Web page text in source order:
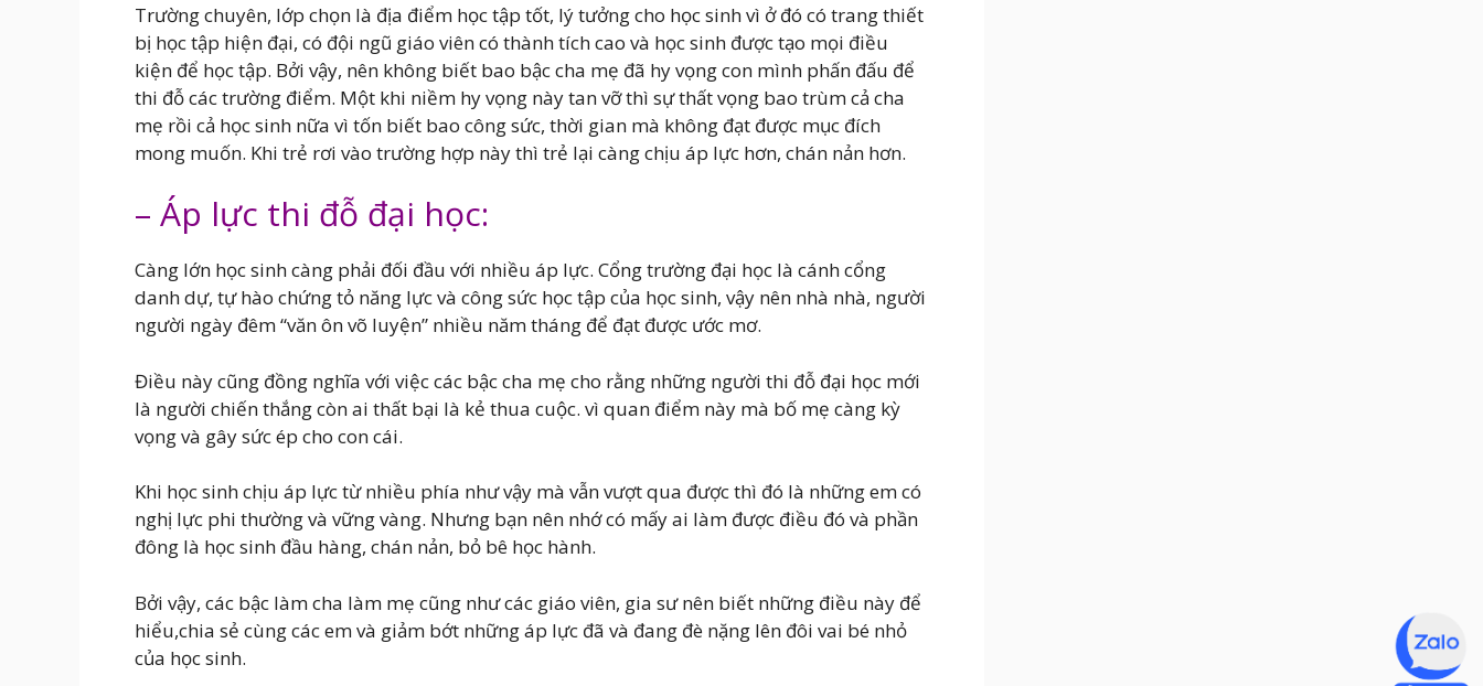
Trường chuyên, lớp chọn là địa điểm học tập tốt, lý tưởng cho học sinh vì ở đó có trang thiết
bị học tập hiện đại, có đội ngũ giáo viên có thành tích cao và học sinh được tạo mọi điều
kiện để học tập. Bởi vậy, nên không biết bao bậc cha mẹ đã hy vọng con mình phấn đấu để
thi đỗ các trường điểm. Một khi niềm hy vọng này tan vỡ thì sự thất vọng bao trùm cả cha
mẹ rồi cả học sinh nữa vì tốn biết bao công sức, thời gian mà không đạt được mục đích
mong muốn. Khi trẻ rơi vào trường hợp này thì trẻ lại càng chịu áp lực hơn, chán nản hơn.
– Áp lực thi đỗ đại học:
Càng lớn học sinh càng phải đối đầu với nhiều áp lực. Cổng trường đại học là cánh cổng
danh dự, tự hào chứng tỏ năng lực và công sức học tập của học sinh, vậy nên nhà nhà, người
người ngày đêm “văn ôn võ luyện” nhiều năm tháng để đạt được ước mơ.
Điều này cũng đồng nghĩa với việc các bậc cha mẹ cho rằng những người thi đỗ đại học mới
là người chiến thắng còn ai thất bại là kẻ thua cuộc. vì quan điểm này mà bố mẹ càng kỳ
vọng và gây sức ép cho con cái.
Khi học sinh chịu áp lực từ nhiều phía như vậy mà vẫn vượt qua được thì đó là những em có
nghị lực phi thường và vững vàng. Nhưng bạn nên nhớ có mấy ai làm được điều đó và phần
đông là học sinh đầu hàng, chán nản, bỏ bê học hành.
Bởi vậy, các bậc làm cha làm mẹ cũng như các giáo viên, gia sư nên biết những điều này để
hiểu,chia sẻ cùng các em và giảm bớt những áp lực đã và đang đè nặng lên đôi vai bé nhỏ
của học sinh.